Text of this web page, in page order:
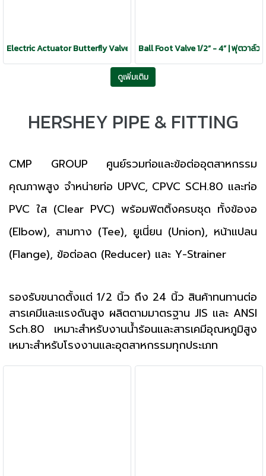
Electric Actuator Butterfly Valve 2"- 24" | วาล์วปีกผีเสื้อ หัวขับไฟฟ้า
Ball Foot Valve 1/2” - 4” | ฟุตวาล์ว
ดูเพิ่มเติม
HERSHEY PIPE & FITTING
CMP GROUP ศูนย์รวมท่อและข้อต่ออุตสาหกรรม
คุณภาพสูง จำหน่ายท่อ UPVC, CPVC SCH.80 และท่อ
PVC ใส (Clear PVC) พร้อมฟิตติ้งครบชุด ทั้งข้องอ
(Elbow), สามทาง (Tee), ยูเนี่ยน (Union), หน้าแปลน
(Flange), ข้อต่อลด (Reducer) และ Y-Strainer
รองรับขนาดตั้งแต่ 1/2 นิ้ว ถึง 24 นิ้ว สินค้าทนทานต่อ
สารเคมีและแรงดันสูง ผลิตตามมาตรฐาน JIS และ ANSI
Sch.80 เหมาะสำหรับงานน้ำร้อนและสารเคมีอุณหภูมิสูง
เหมาะสำหรับโรงงานและอุตสาหกรรมทุกประเภท